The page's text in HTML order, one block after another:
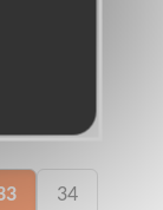
34